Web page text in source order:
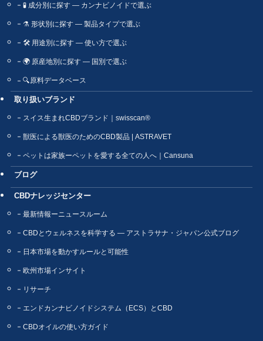
🧪 成分別に探す ― カンナビノイドで選ぶ
⚗️ 形状別に探す ― 製品タイプで選ぶ
🛠 用途別に探す ― 使い方で選ぶ
🌍 原産地別に探す ― 国別で選ぶ
🔍原料データベース
取り扱いブランド
スイス生まれCBDブランド｜swisscan®
獣医による獣医のためのCBD製品 | ASTRAVET
ペットは家族ーペットを愛する全ての人へ｜Cansuna
ブログ
CBDナレッジセンター
最新情報ーニュースルーム
CBDとウェルネスを科学する ― アストラサナ・ジャパン公式ブログ
日本市場を動かすルールと可能性
欧州市場インサイト
リサーチ
エンドカンナビノイドシステム（ECS）とCBD
CBDオイルの使い方ガイド